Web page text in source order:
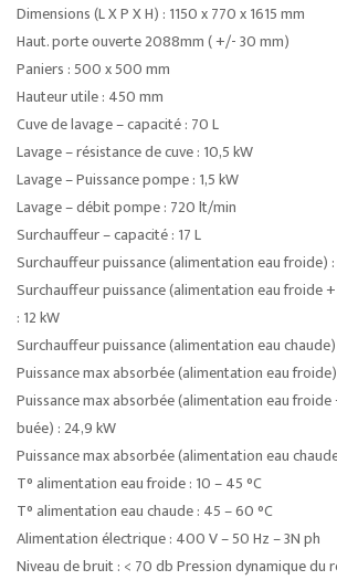
Dimensions (L X P X H) : 1150 x 770 x 1615 mm
Haut. porte ouverte 2088mm ( +/- 30 mm)
Paniers : 500 x 500 mm
Hauteur utile : 450 mm
Cuve de lavage – capacité : 70 L
Lavage – résistance de cuve : 10,5 kW
Lavage – Puissance pompe : 1,5 kW
Lavage – débit pompe : 720 lt/min
Surchauffeur – capacité : 17 L
Surchauffeur puissance (alimentation eau froide) :
Surchauffeur puissance (alimentation eau froide
: 12 kW
Surchauffeur puissance (alimentation eau
Puissance max absorbée (alimentation eau
Puissance max absorbée (alimentation eau
buée) : 24,9 kW
Puissance max absorbée (alimentation eau
T° alimentation eau froide : 10 – 45 °C
T° alimentation eau chaude : 45 – 60 °C
Alimentation électrique : 400 V – 50 Hz – 3N ph
Niveau de bruit : < 70 db Pression dynamique du